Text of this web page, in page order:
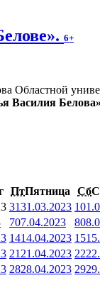
6+
Областной
Василия
ПтПятница Сб
3131.03.2023 1
707.04.2023 8
1414.04.2023 15
21 21.04.2023 22
2828.04.2023 29